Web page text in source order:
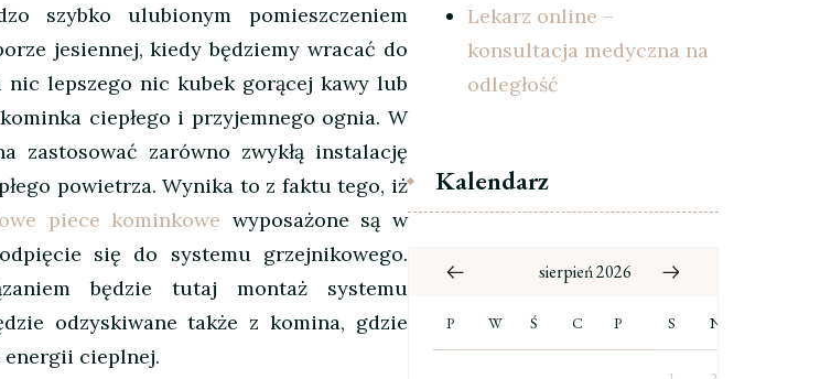
szybko ulubionym pomieszczeniem
jesiennej, kiedy będziemy wracać do
lepszego nic kubek gorącej kawy lub
ciepłego i przyjemnego ognia. W
zastosować zarówno zwykłą instalację
powietrza. Wynika to z faktu tego, iż
piece kominkowe wyposażone są w
się do systemu grzejnikowego.
będzie tutaj montaż systemu
odzyskiwane także z komina, gdzie
cieplnej.
Lekarz online –
konsultacja medyczna na
odległość
Kalendarz
sierpień 2026
P W Ś C P S N